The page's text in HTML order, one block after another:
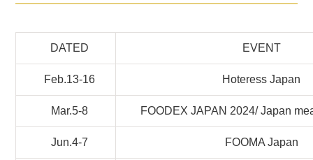
DATED EVENT
Feb.13-16 Hoteress Japan
Mar.5-8 FOODEX JAPAN 2024/ Japan
Jun.4-7 FOOMA Japan